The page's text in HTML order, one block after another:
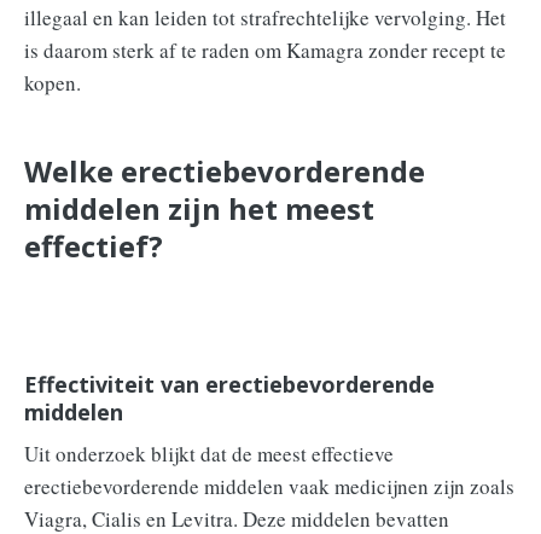
illegaal en kan leiden tot strafrechtelijke vervolging. Het
is daarom sterk af te raden om Kamagra zonder recept te
kopen.
Welke erectiebevorderende
middelen zijn het meest
effectief?
Effectiviteit van erectiebevorderende
middelen
Uit onderzoek blijkt dat de meest effectieve
erectiebevorderende middelen vaak medicijnen zijn zoals
Viagra, Cialis en Levitra. Deze middelen bevatten